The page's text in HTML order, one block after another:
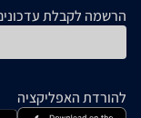
הרשמה לקבלת
להורדת האפליקציה